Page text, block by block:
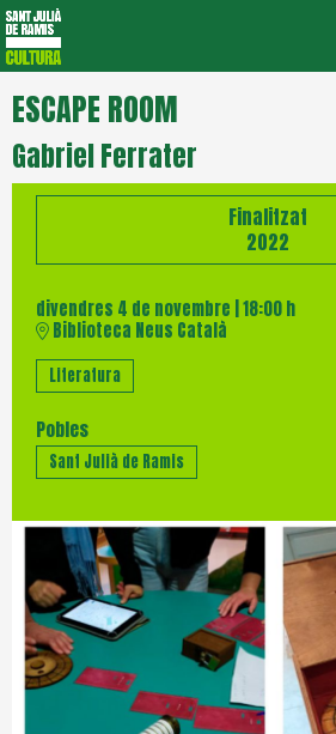
ESCAPE ROOM
Gabriel Ferrater
Finalitzat
2022
divendres 4 de novembre 18:00 h
Biblioteca Neus Català
Literatura
Pobles
Sant Julià de Ramis